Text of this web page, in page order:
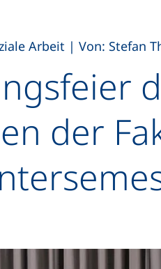
der
Arbeit | Von: Stefan